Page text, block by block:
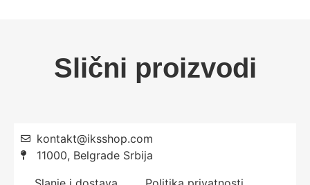
Slični proizvodi
kontakt@iksshop.com
11000, Belgrade Srbija